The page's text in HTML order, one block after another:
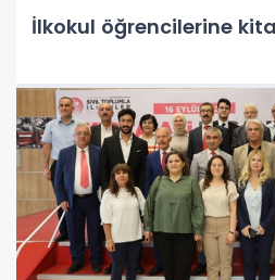
İlkokul öğrencilerine